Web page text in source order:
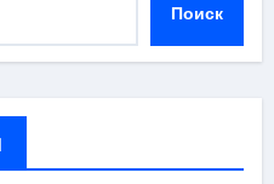
Поиск